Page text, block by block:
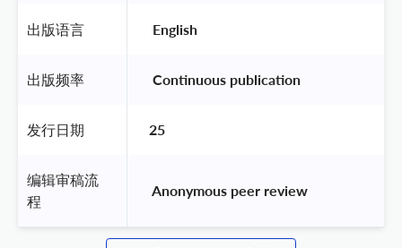
出版语言 English
出版频率 Continuous publication
发行日期 25
编辑审稿流
程
Anonymous peer review